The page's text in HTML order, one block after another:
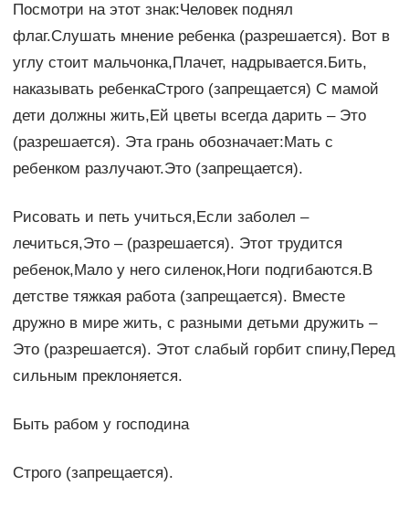
Посмотри на этот знак:Человек поднял
флаг.Слушать мнение ребенка (разрешается). Вот в
углу стоит мальчонка,Плачет, надрывается.Бить,
наказывать ребенкаСтрого (запрещается) С мамой
дети должны жить,Ей цветы всегда дарить – Это
(разрешается). Эта грань обозначает:Мать с
ребенком разлучают.Это (запрещается).
Рисовать и петь учиться,Если заболел –
лечиться,Это – (разрешается). Этот трудится
ребенок,Мало у него силенок,Ноги подгибаются.В
детстве тяжкая работа (запрещается). Вместе
дружно в мире жить, с разными детьми дружить –
Это (разрешается). Этот слабый горбит спину,Перед
сильным преклоняется.
Быть рабом у господина
Строго (запрещается).